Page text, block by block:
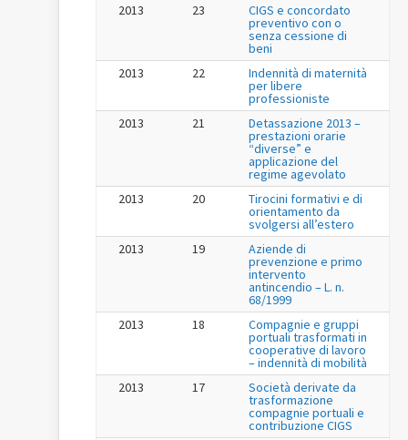
2013
23 CIGS e concordato
preventivo con o
senza cessione di
beni
2013
22 Indennità di maternità
per libere
professioniste
2013
21 Detassazione 2013 –
prestazioni orarie
“diverse” e
applicazione del
regime agevolato
2013
20 Tirocini formativi e di
orientamento da
svolgersi all’estero
2013
19 Aziende di
prevenzione e primo
intervento
antincendio – L. n.
68/1999
2013
18 Compagnie e gruppi
portuali trasformati in
cooperative di lavoro
– indennità di mobilità
2013
17 Società derivate da
trasformazione
compagnie portuali e
contribuzione CIGS